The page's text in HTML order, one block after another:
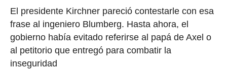
El presidente Kirchner pareció contestarle con esa
frase al ingeniero Blumberg. Hasta ahora, el
gobierno había evitado referirse al papá de Axel o
al petitorio que entregó para combatir la
inseguridad